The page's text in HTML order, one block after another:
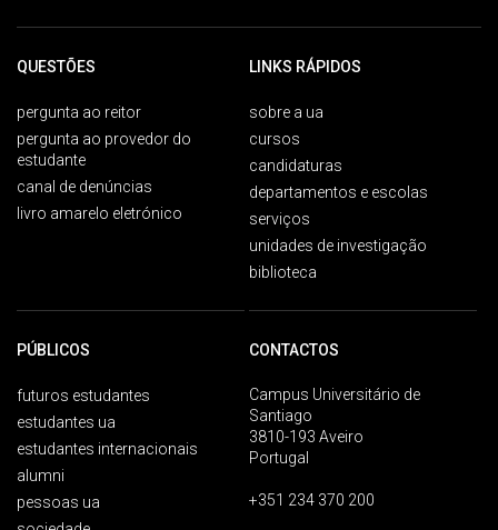
QUESTÕES
pergunta ao reitor
pergunta ao provedor do
estudante
canal de denúncias
livro amarelo eletrónico
LINKS RÁPIDOS
sobre a ua
cursos
candidaturas
departamentos e escolas
serviços
unidades de investigação
biblioteca
PÚBLICOS
futuros estudantes
estudantes ua
estudantes internacionais
alumni
pessoas ua
CONTACTOS
Campus Universitário de
Santiago
3810-193 Aveiro
Portugal
+351 234 370 200